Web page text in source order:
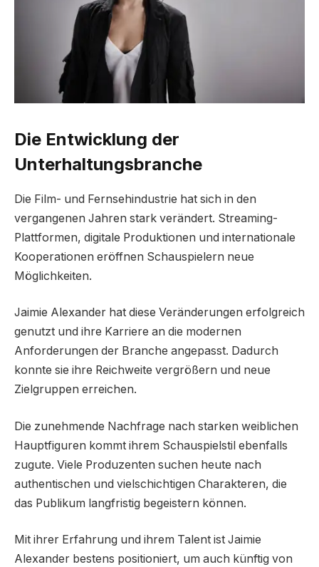
Die Entwicklung der
Unterhaltungsbranche
Die Film- und Fernsehindustrie hat sich in den
vergangenen Jahren stark verändert. Streaming-
Plattformen, digitale Produktionen und internationale
Kooperationen eröffnen Schauspielern neue
Möglichkeiten.
Jaimie Alexander hat diese Veränderungen erfolgreich
genutzt und ihre Karriere an die modernen
Anforderungen der Branche angepasst. Dadurch
konnte sie ihre Reichweite vergrößern und neue
Zielgruppen erreichen.
Die zunehmende Nachfrage nach starken weiblichen
Hauptfiguren kommt ihrem Schauspielstil ebenfalls
zugute. Viele Produzenten suchen heute nach
authentischen und vielschichtigen Charakteren, die
das Publikum langfristig begeistern können.
Mit ihrer Erfahrung und ihrem Talent ist Jaimie
Alexander bestens positioniert, um auch künftig von